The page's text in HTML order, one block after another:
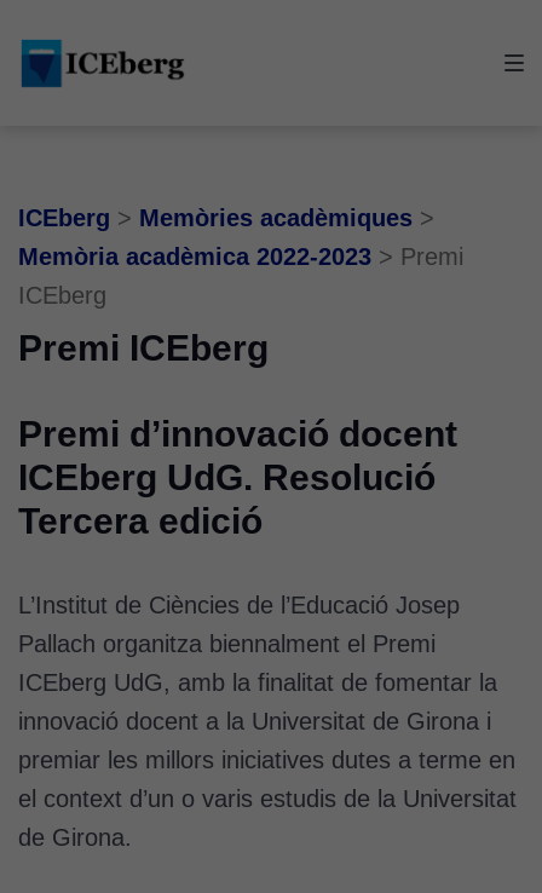
main
content
footer
ICEberg > Memòries acadèmiques >
Memòria acadèmica 2022-2023 > Premi
ICEberg
Premi ICEberg
Premi d’innovació docent
ICEberg UdG. Resolució
Tercera edició
L’Institut de Ciències de l’Educació Josep
Pallach organitza biennalment el Premi
ICEberg UdG, amb la finalitat de fomentar la
innovació docent a la Universitat de Girona i
premiar les millors iniciatives dutes a terme en
el context d’un o varis estudis de la Universitat
de Girona.